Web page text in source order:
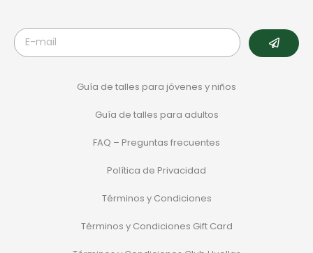
Guía de talles para jóvenes y niños
Guía de talles para adultos
FAQ – Preguntas frecuentes
Política de Privacidad
Términos y Condiciones
Términos y Condiciones Gift Card